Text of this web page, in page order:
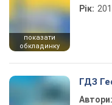
показати
обкладинку
Рік:
ГДЗ
Автори: